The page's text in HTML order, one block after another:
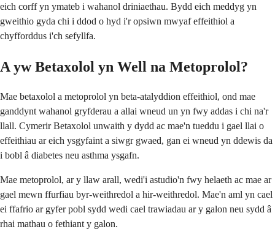
eich corff yn ymateb i wahanol driniaethau. Bydd eich meddyg yn
gweithio gyda chi i ddod o hyd i'r opsiwn mwyaf effeithiol a
chyfforddus i'ch sefyllfa.
A yw Betaxolol yn Well na Metoprolol?
Mae betaxolol a metoprolol yn beta-atalyddion effeithiol, ond mae
ganddynt wahanol gryfderau a allai wneud un yn fwy addas i chi na'r
llall. Cymerir Betaxolol unwaith y dydd ac mae'n tueddu i gael llai o
effeithiau ar eich ysgyfaint a siwgr gwaed, gan ei wneud yn ddewis da
i bobl â diabetes neu asthma ysgafn.
Mae metoprolol, ar y llaw arall, wedi'i astudio'n fwy helaeth ac mae ar
gael mewn ffurfiau byr-weithredol a hir-weithredol. Mae'n aml yn cael
ei ffafrio ar gyfer pobl sydd wedi cael trawiadau ar y galon neu sydd â
rhai mathau o fethiant y galon.